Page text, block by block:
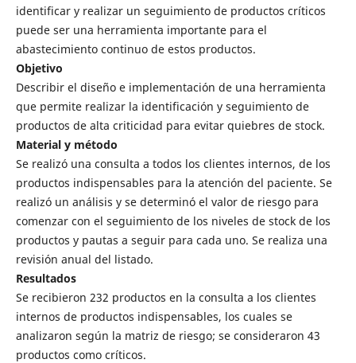
identificar y realizar un seguimiento de productos críticos
puede ser una herramienta importante para el
abastecimiento continuo de estos productos.
Objetivo
Describir el diseño e implementación de una herramienta
que permite realizar la identificación y seguimiento de
productos de alta criticidad para evitar quiebres de stock.
Material y método
Se realizó una consulta a todos los clientes internos, de los
productos indispensables para la atención del paciente. Se
realizó un análisis y se determinó el valor de riesgo para
comenzar con el seguimiento de los niveles de stock de los
productos y pautas a seguir para cada uno. Se realiza una
revisión anual del listado.
Resultados
Se recibieron 232 productos en la consulta a los clientes
internos de productos indispensables, los cuales se
analizaron según la matriz de riesgo; se consideraron 43
productos como críticos.